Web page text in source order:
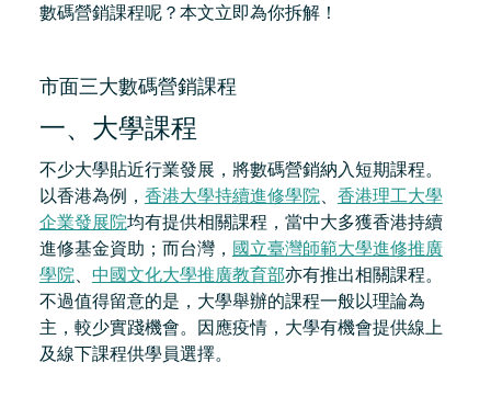
數碼營銷課程呢？本文立即為你拆解！
市面三大數碼營銷課程
一、大學課程
不少大學貼近行業發展，將數碼營銷納入短期課程。
以香港為例， 香港大學持續進修學院
香港理工大學
企業發展院均有提供相關課程，當中大多獲香港持續
進修基金資助；而台灣， 國立臺灣師範大學進修推廣
學院
中國文化大學推廣教育部亦有推出相關課程。
不過值得留意的是，大學舉辦的課程一般以理論為
主，較少實踐機會。因應疫情，大學有機會提供線上
及線下課程供學員選擇。